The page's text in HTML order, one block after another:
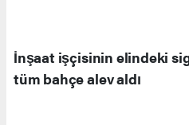
İnşaat işçisinin elindeki
tüm bahçe alev aldı